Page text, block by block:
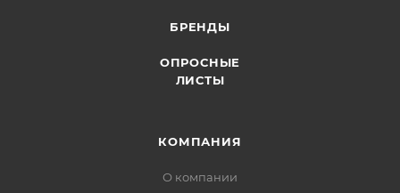
БРЕНДЫ
ОПРОСНЫЕ
ЛИСТЫ
КОМПАНИЯ
О компании